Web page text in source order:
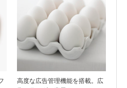
高度な広告管理機能を搭載。広